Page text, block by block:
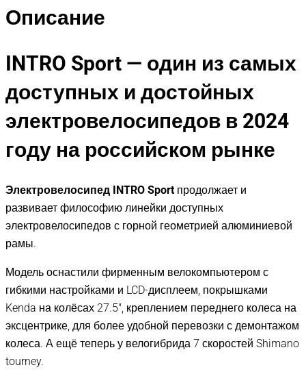
Описание
INTRO Sport — один из самых
доступных и достойных
электровелосипедов в 2024
году на российском рынке
Электровелосипед INTRO Sport продолжает и
развивает философию линейки доступных
электровелосипедов с горной геометрией алюминиевой
рамы.
Модель оснастили фирменным велокомпьютером с
гибкими настройками и LCD-дисплеем, покрышками
Kenda на колёсах 27.5″, креплением переднего колеса на
эксцентрике, для более удобной перевозки с демонтажом
колеса. А ещё теперь у велогибрида 7 скоростей Shimano
tourney.